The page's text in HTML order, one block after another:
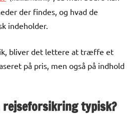
der findes, og hvad de
indeholder.
bliver det lettere at træffe et
på pris, men også på indhold
rejseforsikring typisk?